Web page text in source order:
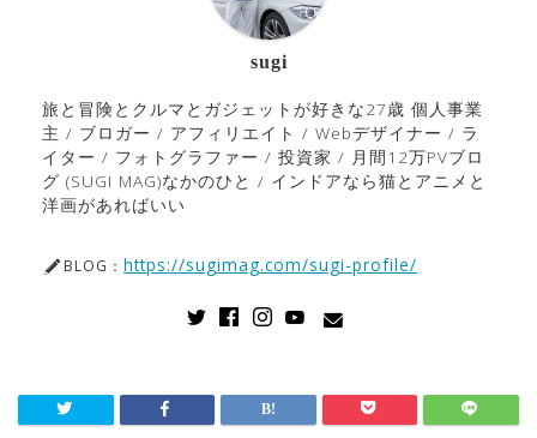
sugi
旅と冒険とクルマとガジェットが好きな27歳 個人事業
主 / ブロガー / アフィリエイト / Webデザイナー / ラ
イター / フォトグラファー / 投資家 / 月間12万PVブロ
グ (SUGI MAG)なかのひと / インドアなら猫とアニメと
洋画があればいい
BLOG： https://sugimag.com/sugi-profile/